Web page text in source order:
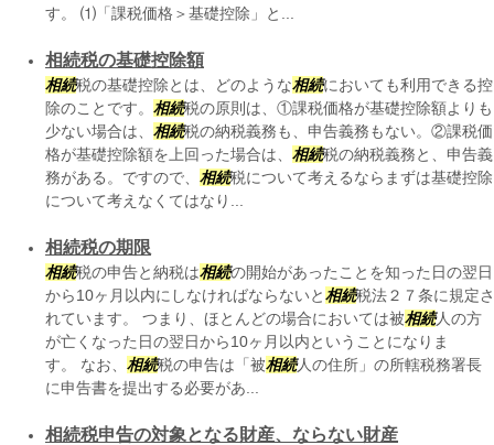
す。 ⑴「課税価格＞基礎控除」と...
相続税の基礎控除額
相続税の基礎控除とは、どのような相続においても利用できる控
除のことです。 相続税の原則は、①課税価格が基礎控除額よりも
少ない場合は、 相続税の納税義務も、申告義務もない。②課税価
格が基礎控除額を上回った場合は、 相続税の納税義務と、申告義
務がある。ですので、 相続税について考えるならまずは基礎控除
について考えなくてはなり...
相続税の期限
相続税の申告と納税は相続の開始があったことを知った日の翌日
から10ヶ月以内にしなければならないと相続税法２７条に規定さ
れています。 つまり、ほとんどの場合においては被相続人の方
が亡くなった日の翌日から10ヶ月以内ということになりま
す。 なお、 相続税の申告は「被相続人の住所」の所轄税務署長
に申告書を提出する必要があ...
相続税申告の対象となる財産、ならない財産